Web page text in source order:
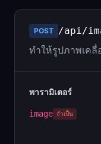
POST /api/
ทำให้รูปภาพเคลื่
พารามิเตอร์
image จำเป็น